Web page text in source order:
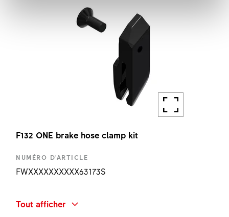
F132 ONE brake hose clamp kit
NUMÉRO D'ARTICLE
FWXXXXXXXXXX63173S
F132 ONE BRAKE HOSE CLAMP KIT
Tout afficher